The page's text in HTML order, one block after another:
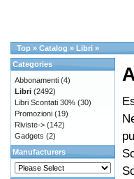
Top » Catalog » Libri »
Categories
Abbonamenti (4)
Libri (2492)
Libri Scontati 30% (30)
Promozioni (19)
Riviste-> (142)
Gadgets (2)
Manufacturers